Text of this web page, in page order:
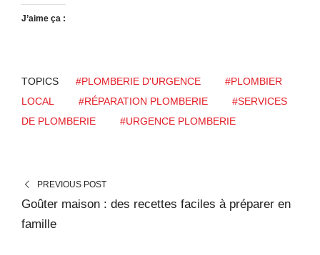
J’aime ça :
TOPICS #PLOMBERIE D'URGENCE
#PLOMBIER
LOCAL
#RÉPARATION PLOMBERIE
#SERVICES
DE PLOMBERIE
#URGENCE PLOMBERIE
PREVIOUS POST
Goûter maison : des recettes faciles à préparer en
famille